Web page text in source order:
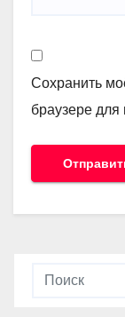
Сохранить
браузере